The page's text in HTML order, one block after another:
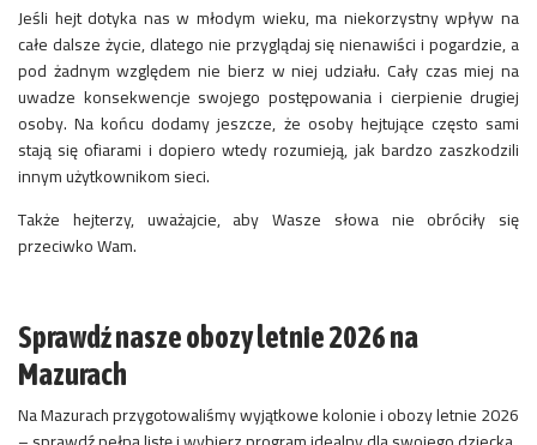
Jeśli hejt dotyka nas w młodym wieku, ma niekorzystny wpływ na
całe dalsze życie, dlatego nie przyglądaj się nienawiści i pogardzie, a
pod żadnym względem nie bierz w niej udziału. Cały czas miej na
uwadze konsekwencje swojego postępowania i cierpienie drugiej
osoby. Na końcu dodamy jeszcze, że osoby hejtujące często sami
stają się ofiarami i dopiero wtedy rozumieją, jak bardzo zaszkodzili
innym użytkownikom sieci.
Także hejterzy, uważajcie, aby Wasze słowa nie obróciły się
przeciwko Wam.
Sprawdź nasze obozy letnie 2026 na
Mazurach
Na Mazurach przygotowaliśmy wyjątkowe kolonie i obozy letnie 2026